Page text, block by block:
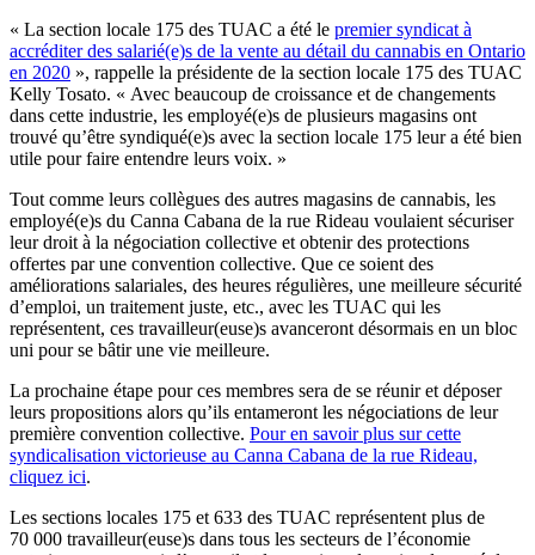
« La section locale 175 des TUAC a été le premier syndicat à
accréditer des salarié(e)s de la vente au détail du cannabis en Ontario
en 2020 », rappelle la présidente de la section locale 175 des TUAC
Kelly Tosato. « Avec beaucoup de croissance et de changements
dans cette industrie, les employé(e)s de plusieurs magasins ont
trouvé qu’être syndiqué(e)s avec la section locale 175 leur a été bien
utile pour faire entendre leurs voix. »
Tout comme leurs collègues des autres magasins de cannabis, les
employé(e)s du Canna Cabana de la rue Rideau voulaient sécuriser
leur droit à la négociation collective et obtenir des protections
offertes par une convention collective. Que ce soient des
améliorations salariales, des heures régulières, une meilleure sécurité
d’emploi, un traitement juste, etc., avec les TUAC qui les
représentent, ces travailleur(euse)s avanceront désormais en un bloc
uni pour se bâtir une vie meilleure.
La prochaine étape pour ces membres sera de se réunir et déposer
leurs propositions alors qu’ils entameront les négociations de leur
première convention collective. Pour en savoir plus sur cette
syndicalisation victorieuse au Canna Cabana de la rue Rideau,
cliquez ici.
Les sections locales 175 et 633 des TUAC représentent plus de
70 000 travailleur(euse)s dans tous les secteurs de l’économie